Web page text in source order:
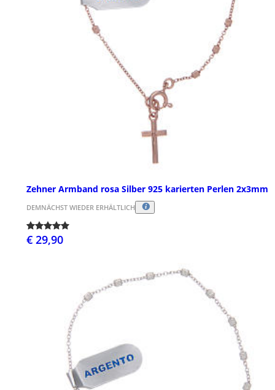
Zehner Armband rosa Silber 925 karierten Perlen 2x3mm
DEMNÄCHST WIEDER ERHÄLTLICH
€ 29,90